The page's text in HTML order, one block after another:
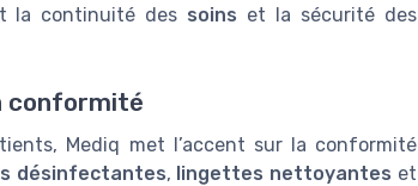
la continuité des soins et la sécurité des
conformité
Mediq met l’accent sur la conformité
désinfectantes, lingettes nettoyantes et